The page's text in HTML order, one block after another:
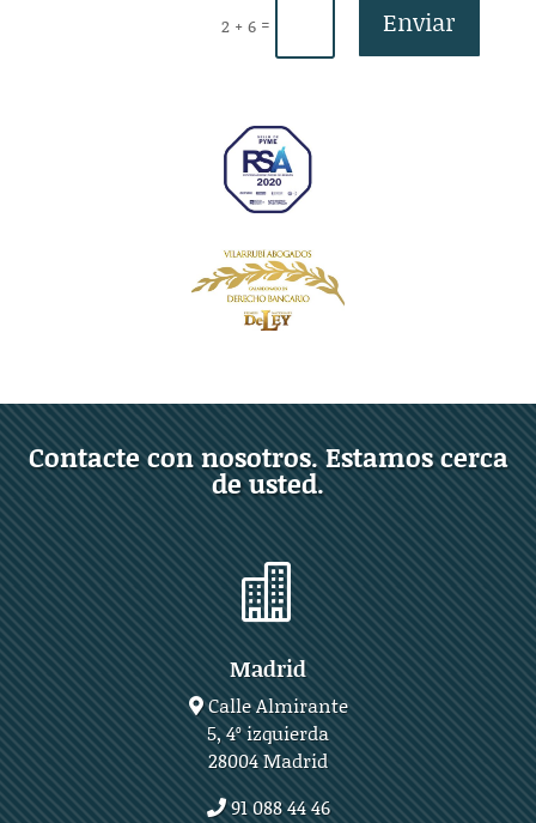
2 + 6 = Enviar
Contacte con nosotros. Estamos cerca
de usted.

Madrid
Calle Almirante
5, 4º izquierda
28004 Madrid
91 088 44 46